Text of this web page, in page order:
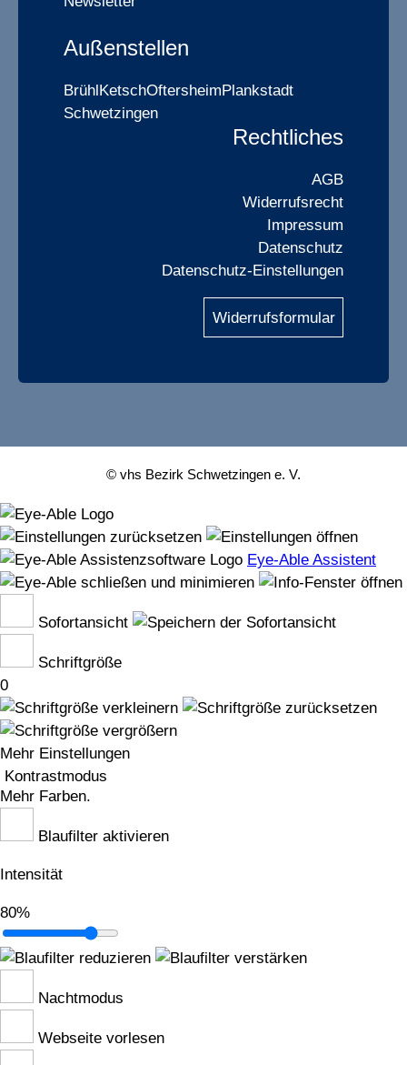
Außenstellen
BrühlKetschOftersheimPlankstadt
Schwetzingen
Rechtliches
AGB
Widerrufsrecht
Impressum
Datenschutz
Datenschutz-Einstellungen
Widerrufsformular
© vhs Bezirk Schwetzingen e. V.